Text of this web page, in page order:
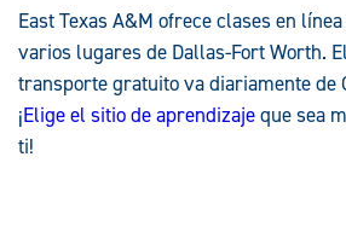
East Texas A&M ofrece clases en
varios lugares de Dallas-Fort Worth.
transporte gratuito va diariamente de
¡Elige el sitio de aprendizajeque sea
ti!